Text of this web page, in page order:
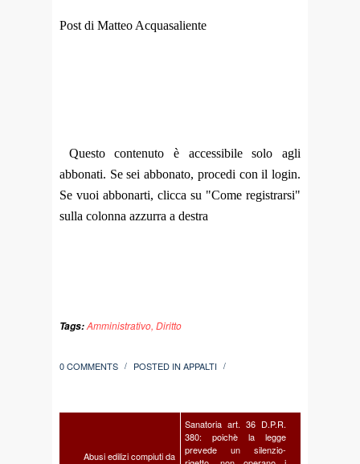
Post di Matteo Acquasaliente
Questo contenuto è accessibile solo agli
abbonati. Se sei abbonato, procedi con il login.
Se vuoi abbonarti, clicca su "Come registrarsi"
sulla colonna azzurra a destra
Tags:Amministrativo, Diritto
0 COMMENTS / POSTED IN APPALTI /
Abusi edilizi compiuti da
Sanatoria art. 36 D.P.R.
380: poichè la legge
prevede un silenzio-